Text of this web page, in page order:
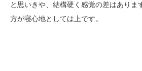
と思いきや、結構硬く感覚の差はありま
方が寝心地としては上です。